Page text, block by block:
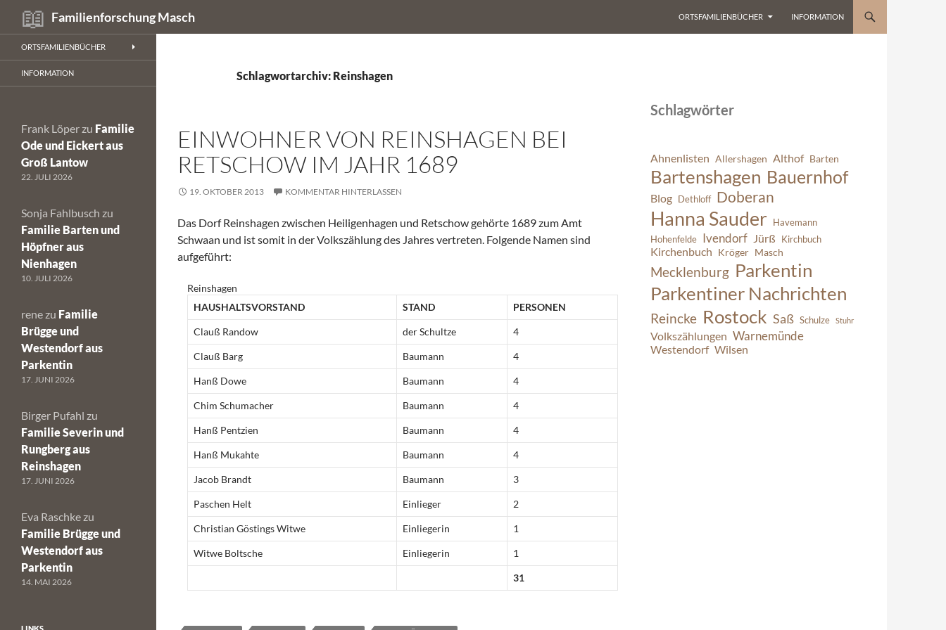
Inhalt
springen
Familienforschung Masch
Suchen
ORTSFAMILIENBÜCHER INFORMATION
Schlagwortarchiv: Reinshagen
EINWOHNER VON REINSHAGEN BEI
RETSCHOW IM JAHR 1689
19. OKTOBER 2013 KOMMENTAR HINTERLASSEN
Das Dorf Reinshagen zwischen Heiligenhagen und Retschow gehörte 1689 zum Amt
Schwaan und ist somit in der Volkszählung des Jahres vertreten. Folgende Namen sind
aufgeführt:
Reinshagen
HAUSHALTSVORSTAND
STAND PERSONEN
Clauß Randow der Schultze 4
Clauß Barg Baumann 4
Hanß Dowe Baumann 4
Chim Schumacher Baumann 4
Hanß Pentzien Baumann 4
Hanß Mukahte Baumann 4
Jacob Brandt Baumann 3
Paschen Helt Einlieger 2
Christian Göstings Witwe Einliegerin 1
Witwe Boltsche Einliegerin 1
31
Schlagwörter
Ahnenlisten Allershagen Althof Barten
Bartenshagen Bauernhof
Blog Dethloff Doberan
Hanna Sauder
Havemann
Hohenfelde Ivendorf Jürß Kirchbuch
Kirchenbuch Kröger Masch
Mecklenburg Parkentin
Parkentiner Nachrichten
Reincke Rostock Saß Schulze Stuhr
Volkszählungen Warnemünde
Westendorf Wilsen
ORTSFAMILIENBÜCHER
INFORMATION
Frank Löper zu Familie
Ode und Eickert aus
Groß Lantow
22. JULI 2026
Sonja Fahlbusch zu
Familie Barten und
Höpfner aus
Nienhagen
10. JULI 2026
rene zu Familie
Brügge und
Westendorf aus
Parkentin
17. JUNI 2026
Birger Pufahl zu
Familie Severin und
Rungberg aus
Reinshagen
17. JUNI 2026
Eva Raschke zu
Familie Brügge und
Westendorf aus
Parkentin
14. MAI 2026